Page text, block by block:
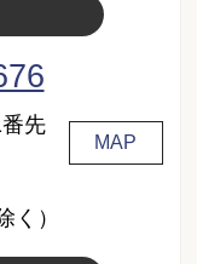
先
MAP
く）